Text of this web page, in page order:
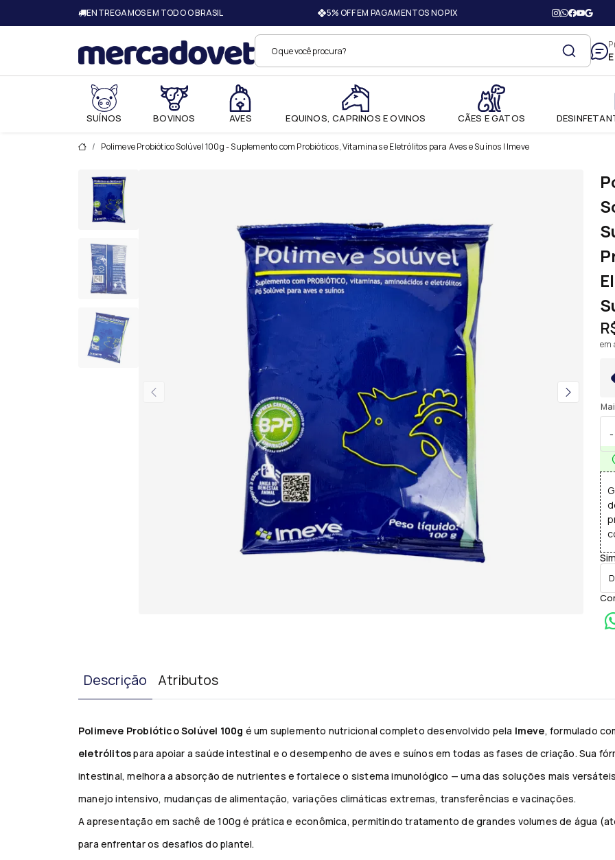
ENTREGAMOS EM TODO O BRASIL 5% OFF EM PAGAMENTOS NO PIX
Mercadovet Produtos
SUÍNOS BOVINOS AVES EQUINOS, CAPRINOS E OVINOS CÃES E GATOS
Polimeve Probiótico Solúvel 100g - Suplemento com Probióticos, Vitaminas e Eletrólitos para Aves e Suínos | Imeve
em
-
Descrição Atributos
Polimeve Probiótico Solúvel 100g é um suplemento nutricional completo desenvolvido pela Imeve, formulado
eletrólitospara apoiar a saúde intestinal e o desempenho de aves e suínos em todas as fases de criação. Sua
intestinal, melhora a absorção de nutrientes e fortalece o sistema imunológico — uma das soluções mais
manejo intensivo, mudanças de alimentação, variações climáticas extremas, transferências e vacinações.
A apresentação em sachê de 100g é prática e econômica, permitindo tratamento de grandes volumes de água
para enfrentar os desafios do plantel.